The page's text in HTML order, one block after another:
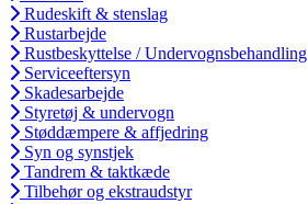
Rudeskift & stenslag
Rustarbejde
Rustbeskyttelse / Undervognsbehandling
Serviceeftersyn
Skadesarbejde
Styretøj & undervogn
Støddæmpere & affjedring
Syn og synstjek
Tandrem & taktkæde
Tilbehør og ekstraudstyr